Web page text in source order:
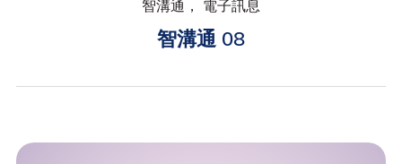
智溝通， 電子訊息
智溝通 08